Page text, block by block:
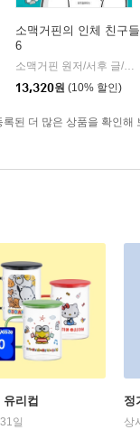
소맥거핀의 인체 친구들
6
소맥거핀 원저/서후 글/김기수 그림/박상민 감수
13,320원 (10% 할인)
된 더 많은 상품을 확인해
리컵
일
정
상